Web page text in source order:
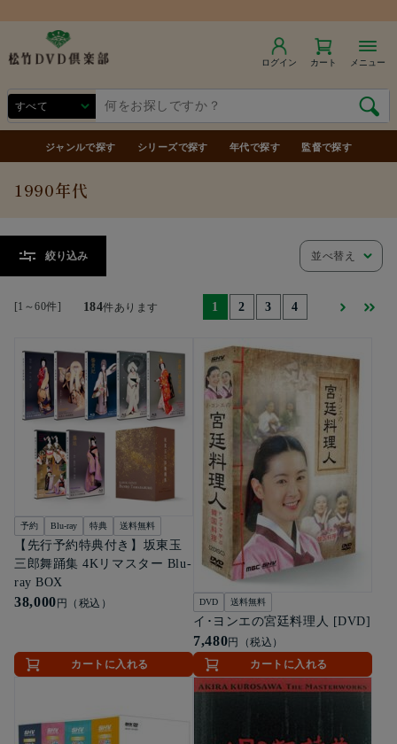
ログイン カート メニュー
ジャンルで探す シリーズで探す 年代で探す 監督で探す
1990年代
絞り込み 並べ替え
[1～60件] 184件あります 1 2 3 4
予約 Blu-ray 特典 送料無料
【先行予約特典付き】坂東玉
三郎舞踊集 4Kリマスター Blu-
ray BOX
38,000 円（税込）
カートに入れる
DVD 送料無料
イ･ヨンエの宮廷料理人 [DVD]
7,480円（税込）
カートに入れる